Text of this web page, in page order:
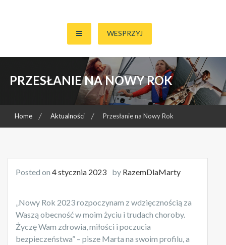
Razem Dla Marty
WESPRZYJ
PRZESŁANIE NA NOWY ROK
Home Aktualności Przesłanie na Nowy Rok
Posted on 4 stycznia 2023 by RazemDlaMarty
„Nowy Rok 2023 rozpoczynam z wdzięcznością za
Waszą obecność w moim życiu i trudach choroby.
Życzę Wam zdrowia, miłości i poczucia
bezpieczeństwa” – pisze Marta na swoim profilu, a